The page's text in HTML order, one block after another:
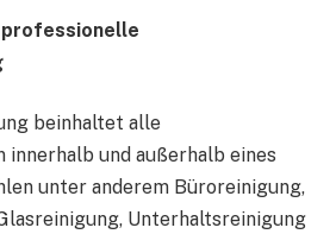
professionelle
beinhaltet alle
innerhalb und außerhalb eines
unter anderem Büroreinigung,
Unterhaltsreinigung